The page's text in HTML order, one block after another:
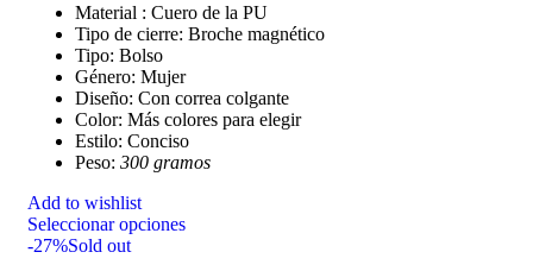
Material : Cuero de la PU
Tipo de cierre: Broche magnético
Tipo: Bolso
Género: Mujer
Diseño: Con correa colgante
Color: Más colores para elegir
Estilo: Conciso
Peso: 300 gramos
Add to wishlist
Seleccionar opciones
-27%Sold out